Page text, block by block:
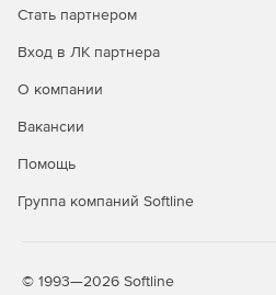
обеспечения.
Запрет на удаление или
Совместимость:
Anti-Executable
Поддержка быстрого
Стать партнером
Вход в ЛК партнера
О компании
Вакансии
Помощь
Группа компаний Softline
© 1993—2026 Softline